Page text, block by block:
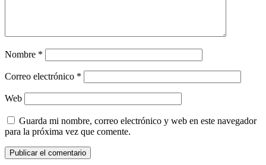
Nombre *
Correo electrónico *
Web
Guarda mi nombre, correo electrónico y web en este navegador
para la próxima vez que comente.